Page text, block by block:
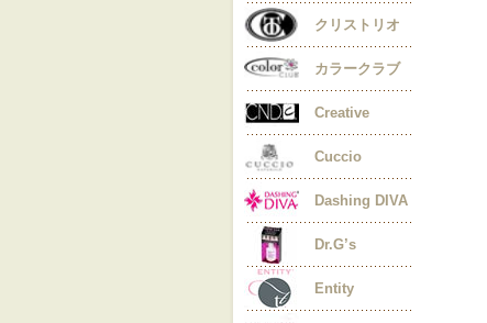
クリストリオ
カラークラブ
Creative
Cuccio
Dashing DIVA
Dr.G’s
Entity